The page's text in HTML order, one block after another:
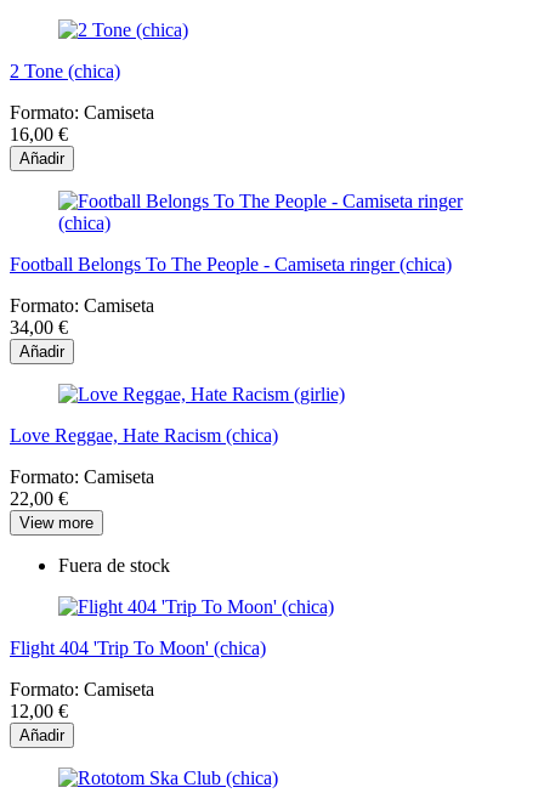
2 Tone (chica)
Formato: Camiseta
16,00 €
Añadir
Football Belongs To The People - Camiseta ringer (chica)
Formato: Camiseta
34,00 €
Añadir
Love Reggae, Hate Racism (chica)
Formato: Camiseta
22,00 €
View more
Fuera de stock
Flight 404 'Trip To Moon' (chica)
Formato: Camiseta
12,00 €
Añadir